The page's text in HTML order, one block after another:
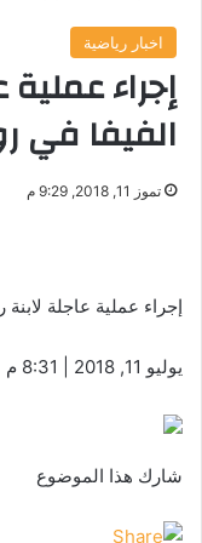
اخبار رياضية
إجراء
الفيفا في
تموز 11, 2018, 9:29 م
إجراء عملية عاجلة
يوليو 11, 2018 | 8:31 م
شارك هذا الموضوع